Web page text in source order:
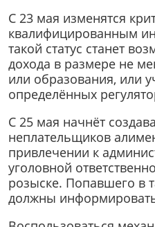
С 23 мая изменятся
квалифицированным
такой статус станет
дохода в размере не
или образования, или
определённых
С 25 мая начнёт
неплательщиков
привлечении к
уголовной
розыске. Попавшего в
должны